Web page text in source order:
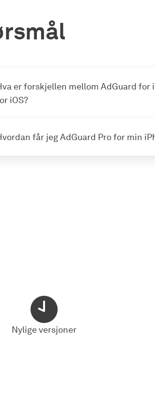
er forskjellen mellom AdGuard for
iOS?
får jeg AdGuard Pro for min
Nylige versjoner